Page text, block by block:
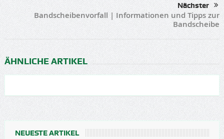
Nächster
Bandscheibenvorfall | Informationen und Tipps zur
Bandscheibe
ÄHNLICHE ARTIKEL
NEUESTE ARTIKEL